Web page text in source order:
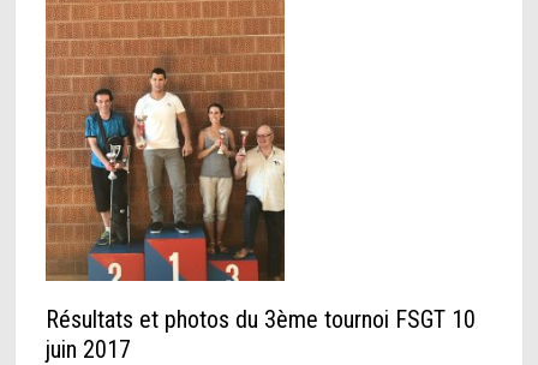
Résultats et photos du 3ème tournoi FSGT 10
juin 2017